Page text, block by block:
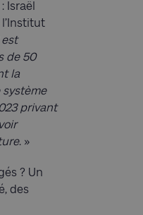
Israël
de 50
la
privant
. »
? Un
des